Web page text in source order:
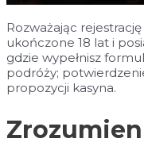
Rozważając
ukończone 18 lat i
gdzie wypełnisz
podróży;
propozycji kasyna.